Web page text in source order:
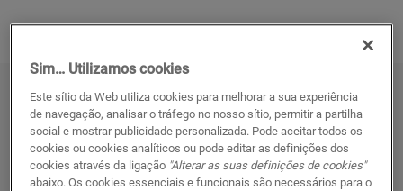
Perfis de pavimentos em parquet
a ligação entre alturas e tipos de
pavimentos
Sim… Utilizamos cookies
Este sítio da Web utiliza cookies para melhorar a sua experiência
de navegação, analisar o tráfego no nosso sítio, permitir a partilha
social e mostrar publicidade personalizada. Pode aceitar todos os
cookies ou cookies analíticos ou pode editar as definições dos
cookies através da ligação "Alterar as suas definições de cookies"
abaixo. Os cookies essenciais e funcionais são necessários para o